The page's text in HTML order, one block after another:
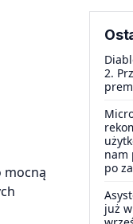
mocną
2.
nam
po
już